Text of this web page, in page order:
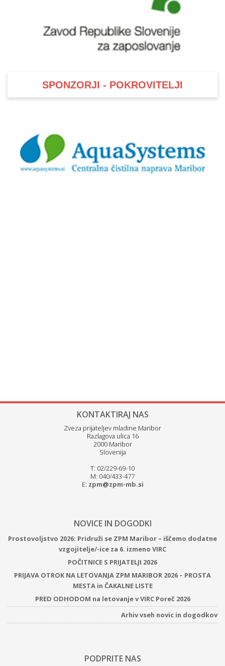
SPONZORJI - POKROVITELJI
KONTAKTIRAJ NAS
Zveza prijateljev mladine Maribor
Razlagova ulica 16
2000 Maribor
Slovenija
T: 02/229-69-10
M: 040/433-477
E: zpm@zpm-mb.si
NOVICE IN DOGODKI
Prostovoljstvo 2026: Pridruži se ZPM Maribor – iščemo dodatne
vzgojitelje/-ice za 6. izmeno VIRC
POČITNICE S PRIJATELJI 2026
PRIJAVA OTROK NA LETOVANJA ZPM MARIBOR 2026 – PROSTA
MESTA in ČAKALNE LISTE
PRED ODHODOM na letovanje v VIRC Poreč 2026
Arhiv vseh novic in dogodkov
PODPRITE NAS